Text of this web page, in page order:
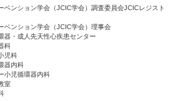
ベンション学会（JCIC学会）調査委員会JCICレジスト
ベンション学会（JCIC学会）理事会
器・成人先天性心疾患センター
科
児科
器内科
小児循環器内科
室